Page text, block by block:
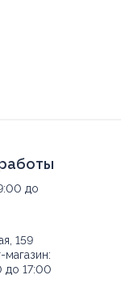
до
159
магазин:
до 17:00